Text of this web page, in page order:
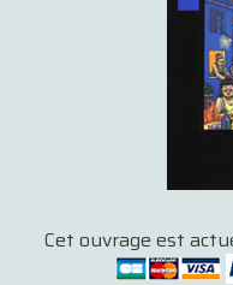
Cet ouvrage est